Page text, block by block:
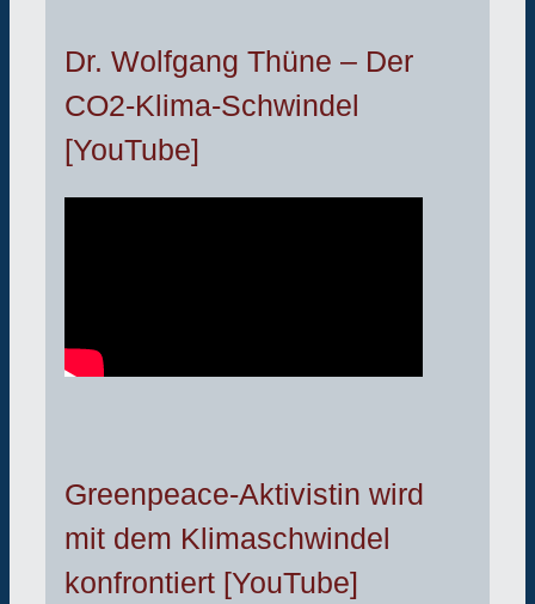
Dr. Wolfgang Thüne – Der
CO2-Klima-Schwindel
[YouTube]
Greenpeace-Aktivistin wird
mit dem Klimaschwindel
konfrontiert [YouTube]